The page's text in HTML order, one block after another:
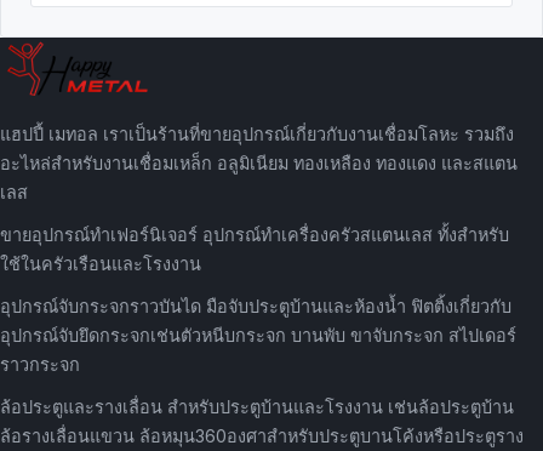
แฮปปี้ เมทอล เราเป็นร้านที่ขายอุปกรณ์เกี่ยวกับงานเชื่อมโลหะ รวมถึง
อะไหล่สำหรับงานเชื่อมเหล็ก อลูมิเนียม ทองเหลือง ทองแดง และสแตน
เลส
ขายอุปกรณ์ทำเฟอร์นิเจอร์ อุปกรณ์ทำเครื่องครัวสแตนเลส ทั้งสำหรับ
ใช้ในครัวเรือนและโรงงาน
อุปกรณ์จับกระจกราวบันได มือจับประตูบ้านและห้องน้ำ ฟิตติ้งเกี่ยวกับ
อุปกรณ์จับยึดกระจกเช่นตัวหนีบกระจก บานพับ ขาจับกระจก สไปเดอร์
ราวกระจก
ล้อประตูและรางเลื่อน สำหรับประตูบ้านและโรงงาน เช่นล้อประตูบ้าน
ล้อรางเลื่อนแขวน ล้อหมุน360องศาสำหรับประตูบานโค้งหรือประตูราง